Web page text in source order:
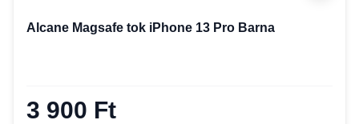
Alcane Magsafe tok iPhone 13 Pro Barna
3 900 Ft